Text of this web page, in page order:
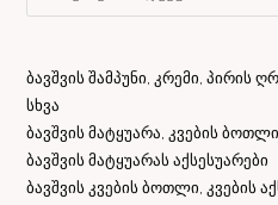
ბავშვის შამპუნი, კრემი, პირის
სხვა
ბავშვის მატყუარა, კვების
ბავშვის მატყუარას აქსესუარები
ბავშვის კვების ბოთლი, კვების